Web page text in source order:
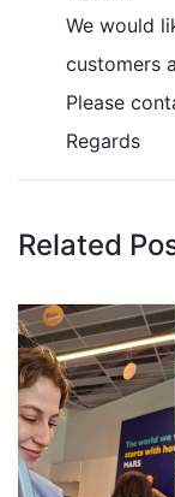
We would
customers
Please
Regards
Related